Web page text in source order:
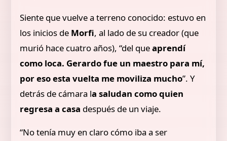
Siente que vuelve a terreno conocido: estuvo en
los inicios de Morfi, al lado de su creador (que
murió hace cuatro años), “del queaprendí
como loca. Gerardo fue un maestro para mí,
por eso esta vuelta me moviliza mucho”. Y
detrás de cámara la saludan como quien
regresa a casa después de un viaje.
“No tenía muy en claro cómo iba a ser